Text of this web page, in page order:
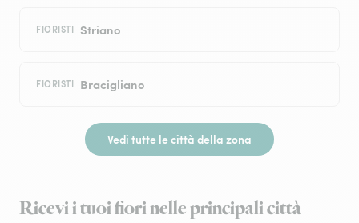
FIORISTI Striano
FIORISTI Bracigliano
Vedi tutte le città della zona
Ricevi i tuoi fiori nelle principali città